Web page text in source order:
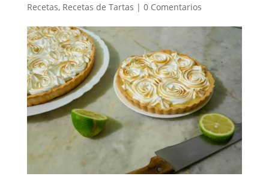
Recetas, Recetas de Tartas | 0 Comentarios